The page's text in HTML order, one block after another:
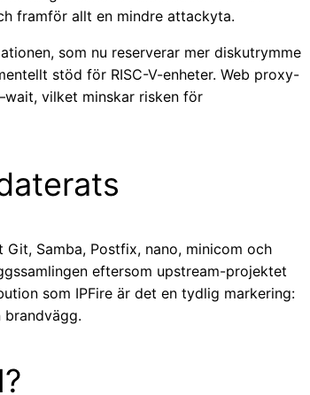
framför allt en mindre attackyta.
som nu reserverar mer diskutrymme
stöd för RISC-V-enheter. Web proxy-
vilket minskar risken för
Samba, Postfix, nano, minicom och
eftersom upstream-projektet
som IPFire är det en tydlig markering:
brandvägg.